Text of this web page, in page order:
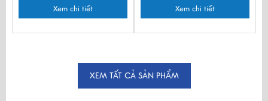
Xem chi tiết Xem chi tiết
XEM TẤT CẢ SẢN PHẨM